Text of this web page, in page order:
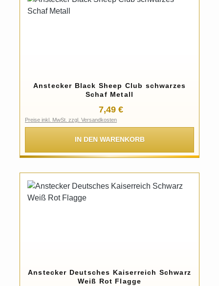
Anstecker Black Sheep Club schwarzes
Schaf Metall
Regulärer Preis:
7,49 €
Preise inkl. MwSt. zzgl. Versandkosten
IN DEN WARENKORB
Anstecker Deutsches Kaiserreich Schwarz
Weiß Rot Flagge